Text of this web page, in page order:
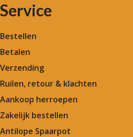
Service
Bestellen
Betalen
Verzending
Ruilen, retour & klachten
Aankoop herroepen
Zakelijk bestellen
Antilope Spaarpot